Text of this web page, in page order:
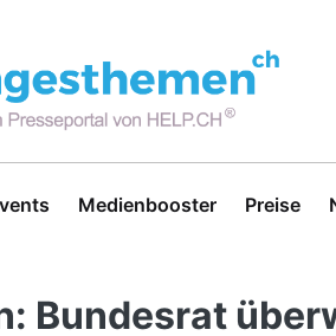
Medienbooster Preise
Bundesrat